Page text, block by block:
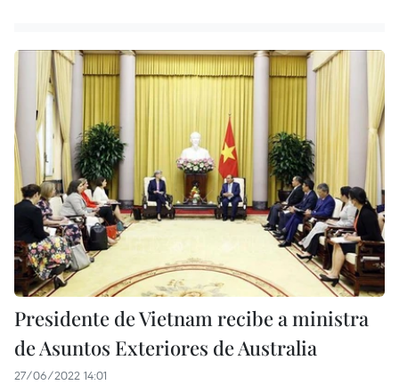
Presidente de Vietnam recibe a ministra
de Asuntos Exteriores de Australia
27/06/2022 14:01